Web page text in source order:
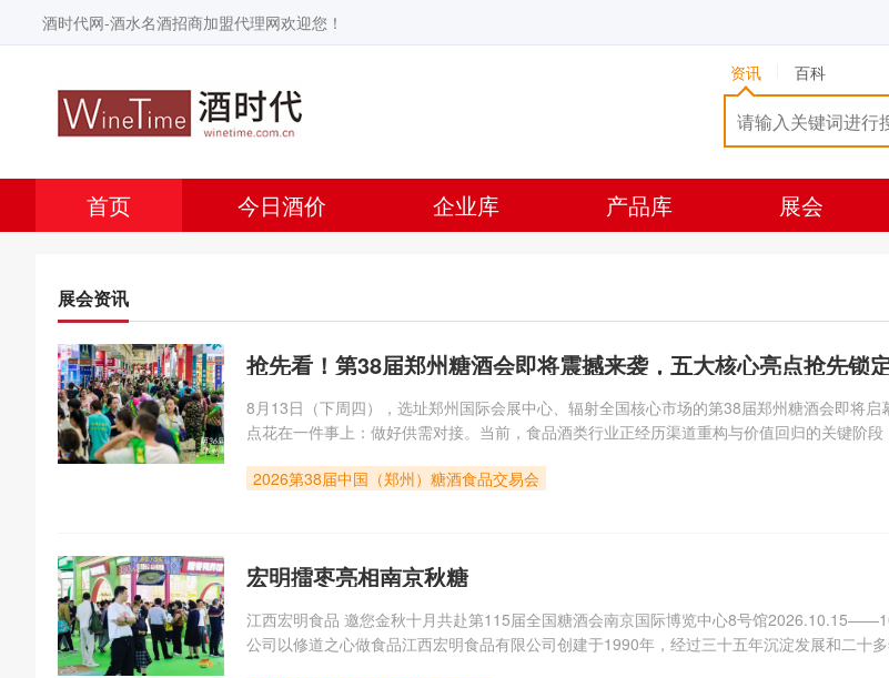
酒时代网-酒水名酒招商加盟代理网欢迎您！
资讯 百科
首页 今日酒价 企业库 产品库 展会
展会资讯
抢先看！第38届郑州糖酒会即将震撼来袭，五大核心亮点抢先锁
8月13日（下周四），选址郑州国际会展中心、辐射全国核心市场的第38届郑州糖酒会即将启
点花在一件事上：做好供需对接。当前，食品酒类行业正经历渠道重构与价值回归的关键阶
绕“精准对接”进行系统优化。具体而言，五个核心
2026第38届中国（郑州）糖酒食品交易会
宏明擂枣亮相南京秋糖
江西宏明食品 邀您金秋十月共赴第115届全国糖酒会南京国际博览中心8号馆
公司以修道之心做食品江西宏明食品有限公司创建于1990年，经过三十五年沉淀发展和二十